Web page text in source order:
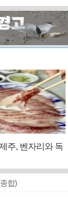
주, 벤자리와 독
합)